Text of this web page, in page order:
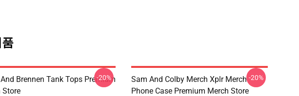
Brennen Tank Tops Premium
Store
-20%
Sam And Colby Merch Xplr Merch
Phone Case Premium Merch Store
-20%